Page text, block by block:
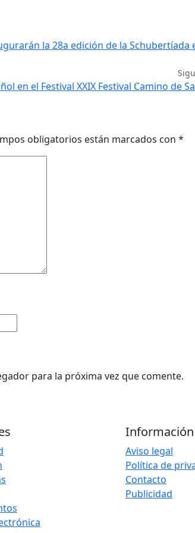
la 28a edición de la Schubertíada
en el Festival XXIX Festival Camino de
obligatorios están marcados con *
para la próxima vez que comente.
Información
Aviso legal
Política de
Contacto
Publicidad